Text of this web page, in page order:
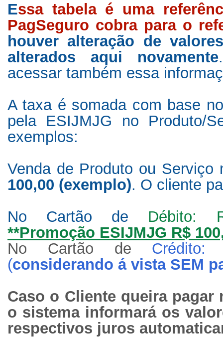
Essa tabela é uma
PagSeguro cobra para o
houver alteração de
alterados aqui novamente
acessar também essa
A taxa é somada com base
pela ESIJMJG no Produto/
exemplos:
Venda de Produto ou
100,00 (exemplo). O cliente
No Cartão de Débito:
**Promoção ESIJMJG R$
No Cartão de
(considerando á vista SEM
Caso o Cliente queira pagar
o sistema informará os
respectivos juros